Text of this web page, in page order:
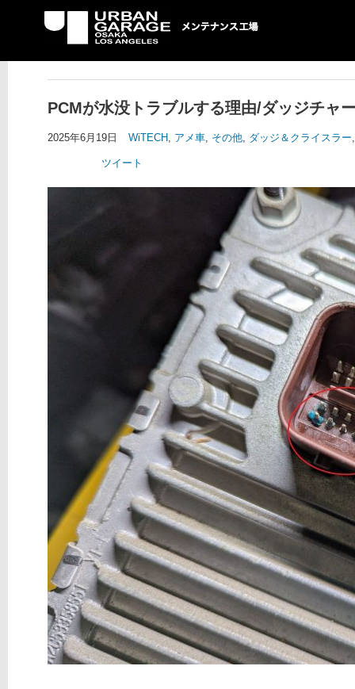
UG メンテナンス工場
PCMが水没トラブルする理由/ダッジチャ
2025年6月19日 WiTECH, アメ車, その他, ダッジ＆クライスラー
ツイート